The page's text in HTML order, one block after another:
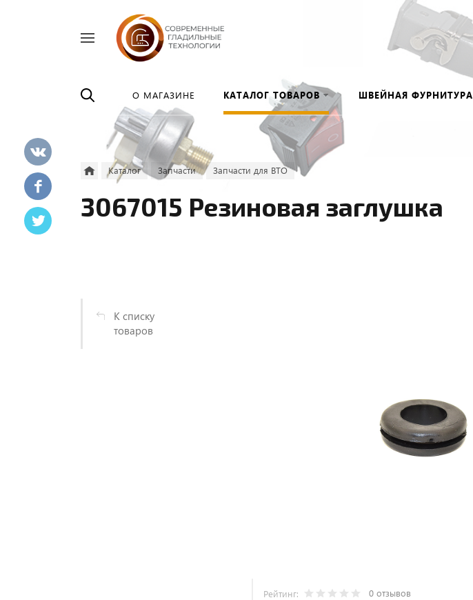
О МАГАЗИНЕ КАТАЛОГ ТОВАРОВ ШВЕЙНАЯ ФУРНИТУРА
Каталог Запчасти Запчасти для ВТО
3067015 Резиновая заглушка
К списку
товаров
Рейтинг: 0 отзывов